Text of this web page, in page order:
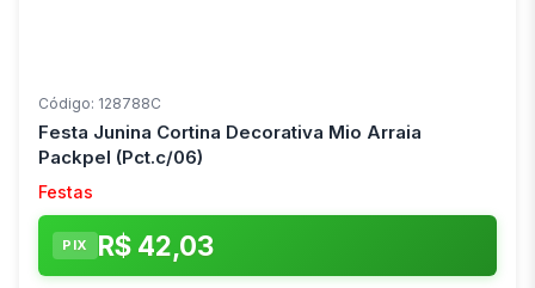
Código: 128788C
Festa Junina Cortina Decorativa Mio Arraia
Packpel (Pct.c/06)
Festas
PIX R$ 42,03